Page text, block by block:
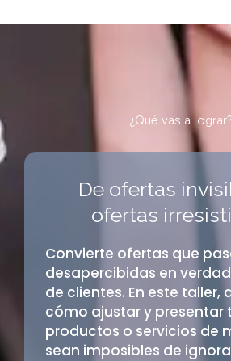
¿Qué vas a lograr?
De ofertas
ofertas
Convierte ofertas que
desapercibidas en
de clientes. En este taller,
cómo ajustar y presentar
productos o servicios de
sean imposibles de